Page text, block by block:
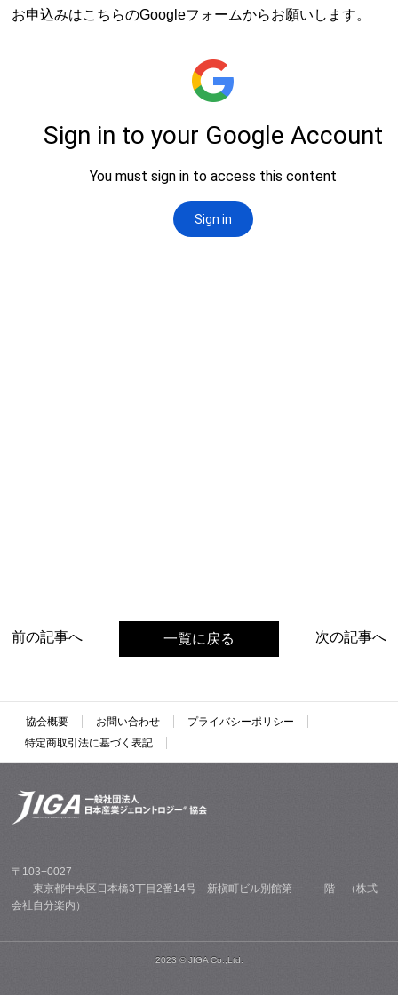
お申込みはこちらのGoogleフォームからお願いします。
前の記事へ 一覧に戻る 次の記事へ
協会概要 お問い合わせ
プライバシーポリシー
特定商取引法に基づく表記
〒103−0027
東京都中央区日本橋3丁目2番14号 新槇町ビル別館第一 一階 （株式
会社自分楽内）
2023 © JIGA Co.,Ltd.